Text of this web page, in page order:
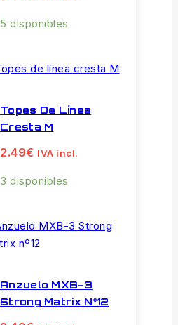
5 disponibles
Topes De Línea
Cresta M
2.49€ IVA incl.
3 disponibles
Anzuelo MXB-3
Strong Matrix Nº12